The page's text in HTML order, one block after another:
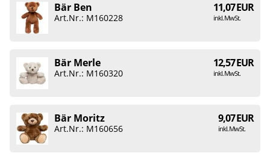
Bär Ben 11,07 EUR
inkl. MwSt.
Art.Nr.: M160228
Bär Merle 12,57 EUR
inkl. MwSt.
Art.Nr.: M160320
Bär Moritz 9,07 EUR
inkl. MwSt.
Art.Nr.: M160656